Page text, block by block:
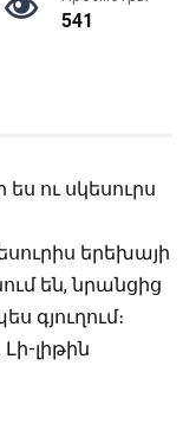
541
ու սկեսուրս
երեխայի
են, նրանցից
գյուղում։
լիթին